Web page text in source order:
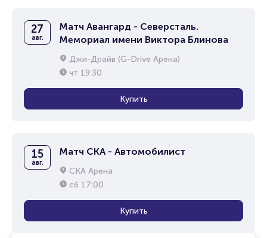
27
авг.
Матч Авангард - Северсталь.
Мемориал имени Виктора Блинова
Джи-Драйв (G-Drive Арена)
чт 19:30
Купить
15
авг.
Матч СКА - Автомобилист
СКА Арена
сб 17:00
Купить